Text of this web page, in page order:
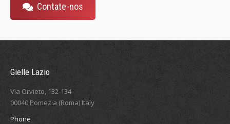
Contate-nos
Gielle Lazio
Via Orvieto, 132-134
00040 Pomezia (Roma) Italy
Phone